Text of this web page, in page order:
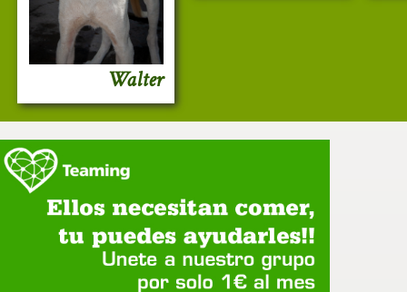
Walter